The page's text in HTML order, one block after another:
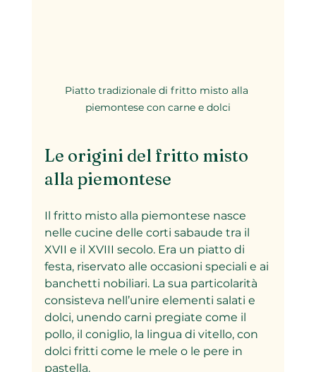
Piatto tradizionale di fritto misto alla
piemontese con carne e dolci
Le origini del fritto misto
alla piemontese
Il fritto misto alla piemontese nasce
nelle cucine delle corti sabaude tra il
XVII e il XVIII secolo. Era un piatto di
festa, riservato alle occasioni speciali e ai
banchetti nobiliari. La sua particolarità
consisteva nell’unire elementi salati e
dolci, unendo carni pregiate come il
pollo, il coniglio, la lingua di vitello, con
dolci fritti come le mele o le pere in
pastella.